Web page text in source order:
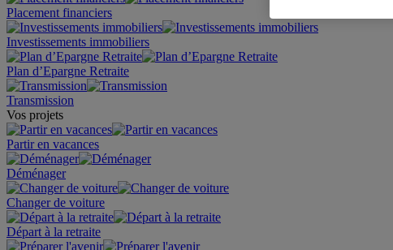
Placement financiers
Investissements immobiliers
Plan d’Epargne Retraite
Transmission
Vos projets
Partir en vacances
Déménager
Changer de voiture
Départ à la retraite